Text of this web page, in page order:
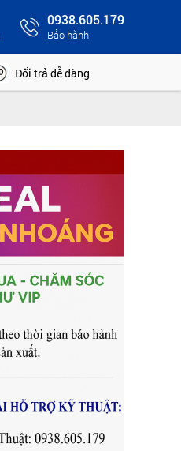
0938.605.179
Bảo hành
Đổi trả dễ dàng